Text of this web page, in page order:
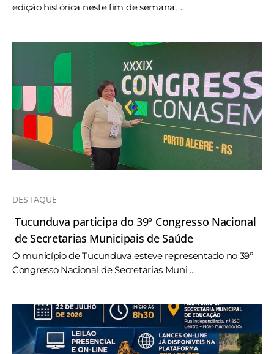
edição histórica neste fim de semana, ...
DESTAQUE
Tucunduva participa do 39º Congresso Nacional
de Secretarias Municipais de Saúde
O município de Tucunduva esteve representado no 39º
Congresso Nacional de Secretarias Muni ...